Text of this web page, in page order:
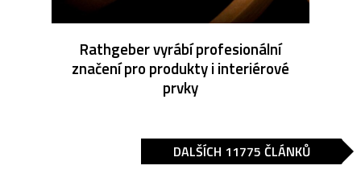
Rathgeber vyrábí profesionální
značení pro produkty i interiérové
prvky
DALŠÍCH 11775 ČLÁNKŮ